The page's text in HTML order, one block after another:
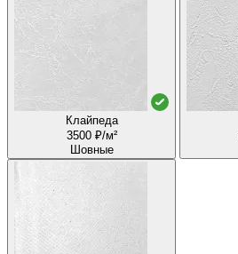
Клайпеда
3500 ₽/м²
Шовные